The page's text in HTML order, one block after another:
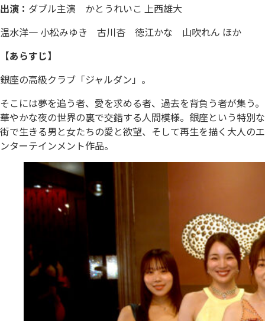
出演： ダブル主演
かとうれいこ 上西雄大
温水洋一 小松みゆき 古川杏 徳江かな 山吹れん ほか
【あらすじ】
銀座の高級クラブ「ジャルダン」。
そこには夢を追う者、愛を求める者、過去を背負う者が集う。
華やかな夜の世界の裏で交錯する人間模様。銀座という特別な
街で生きる男と女たちの愛と欲望、そして再生を描く大人のエ
ンターテインメント作品。